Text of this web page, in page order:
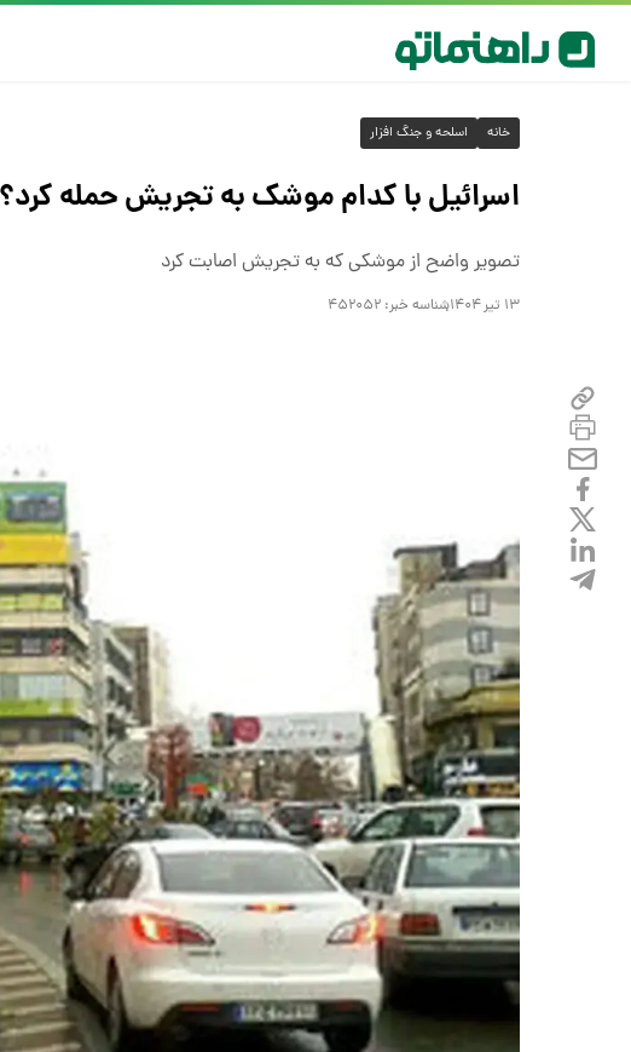
خانه اسلحه و جنگ افزار
اسرائیل با کدام موشک به تجریش حمله
تصویر واضح از موشکی که به تجریش اصابت کرد
۱۳ تیر ۱۴۰۴ شناسه خبر: ۴۵۲۰۵۲